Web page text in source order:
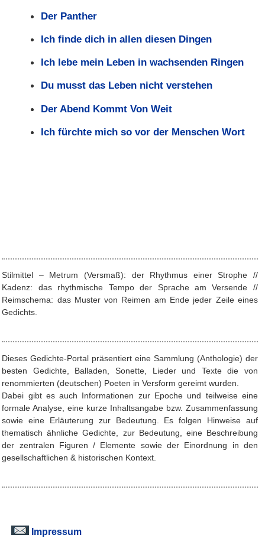
Der Panther
Ich finde dich in allen diesen Dingen
Ich lebe mein Leben in wachsenden Ringen
Du musst das Leben nicht verstehen
Der Abend Kommt Von Weit
Ich fürchte mich so vor der Menschen Wort
Stilmittel – Metrum (Versmaß): der Rhythmus einer Strophe //
Kadenz: das rhythmische Tempo der Sprache am Versende //
Reimschema: das Muster von Reimen am Ende jeder Zeile eines
Gedichts.
Dieses Gedichte-Portal präsentiert eine Sammlung (Anthologie) der
besten Gedichte, Balladen, Sonette, Lieder und Texte die von
renommierten (deutschen) Poeten in Versform gereimt wurden.
Dabei gibt es auch Informationen zur Epoche und teilweise eine
formale Analyse, eine kurze Inhaltsangabe bzw. Zusammenfassung
sowie eine Erläuterung zur Bedeutung. Es folgen Hinweise auf
thematisch ähnliche Gedichte, zur Bedeutung, eine Beschreibung
der zentralen Figuren / Elemente sowie der Einordnung in den
gesellschaftlichen & historischen Kontext.
Impressum